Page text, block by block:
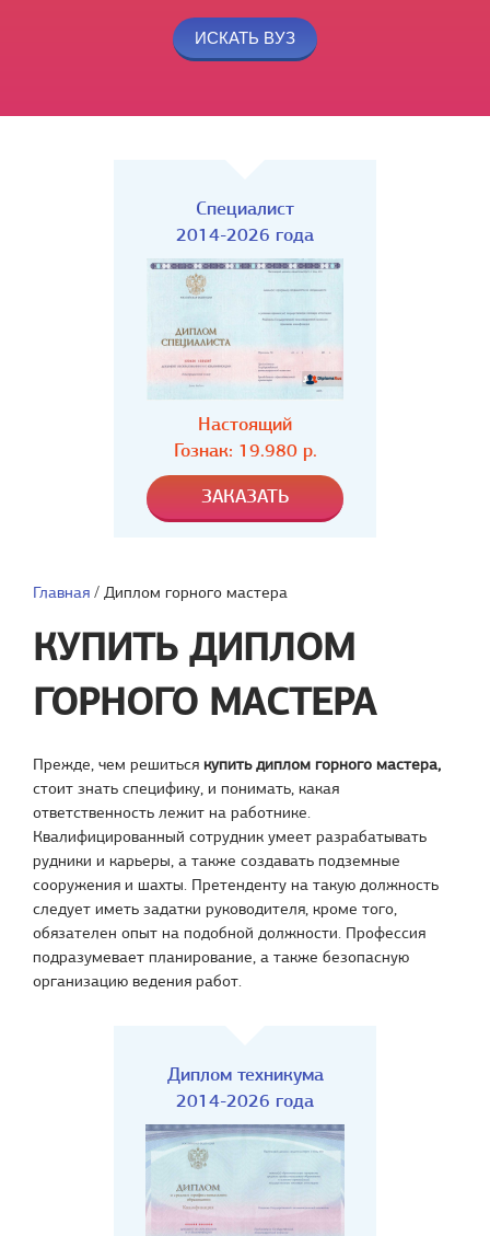
Специалист
2014-2026 года
Настоящий
Гознак: 19.980 р.
Главная / Диплом горного мастера
КУПИТЬ ДИПЛОМ
ГОРНОГО МАСТЕРА
Прежде, чем решиться купить диплом горного мастера,
стоит знать специфику, и понимать, какая
ответственность лежит на работнике.
Квалифицированный сотрудник умеет разрабатывать
рудники и карьеры, а также создавать подземные
сооружения и шахты. Претенденту на такую должность
следует иметь задатки руководителя, кроме того,
обязателен опыт на подобной должности. Профессия
подразумевает планирование, а также безопасную
организацию ведения работ.
Диплом техникума
2014-2026 года